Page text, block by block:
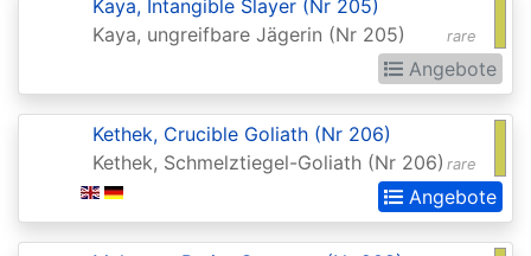
Promos
Coldsnap
Coldsnap:
Theme
rare
Kaya, Intangible Slayer (Nr 205)
Kaya, ungreifbare Jägerin (Nr 205)
Angebote
rare
Kethek, Crucible Goliath (Nr 206)
Kethek, Schmelztiegel-Goliath (Nr 206)
Angebote